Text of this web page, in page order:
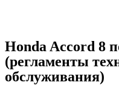
Honda Accord 8
(регламенты
обслуживания)